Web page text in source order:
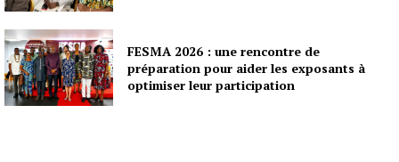
FESMA 2026 : une rencontre de
préparation pour aider les exposants à
optimiser leur participation